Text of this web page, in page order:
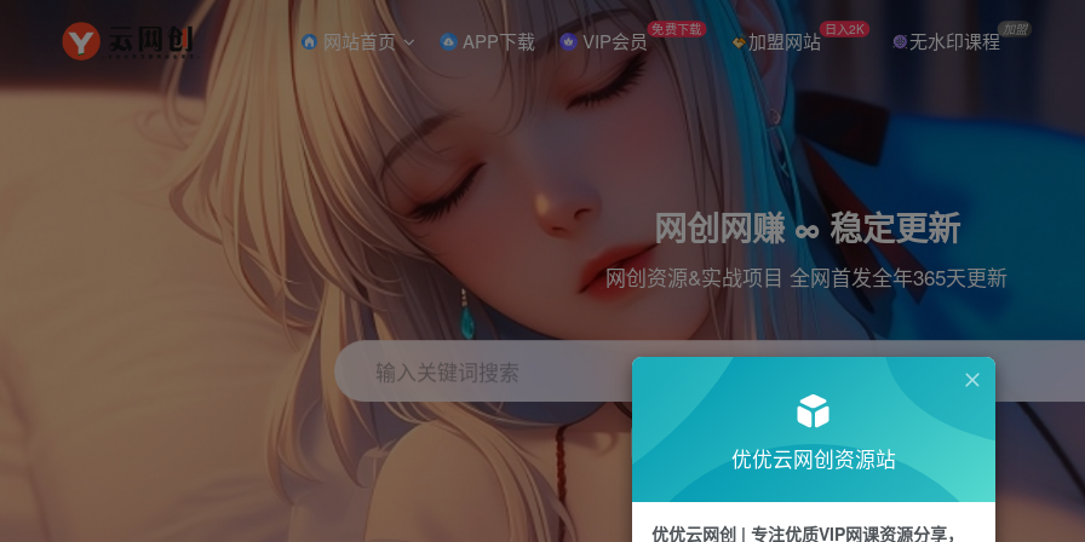
网站首页 APP下载 VIP会员 免费下载 加盟网站 日入2K 无水印课程 加盟
网创网赚 ∞ 稳定更新
网创资源&实战项目 全网首发全年365天更新
输入关键词搜索
引流 直播 电商 剪辑
优优云网创资源站
优优云网创 | 专注优质VIP网课资源分享，